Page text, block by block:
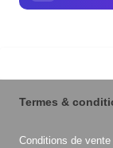
Termes &
Conditions de vente